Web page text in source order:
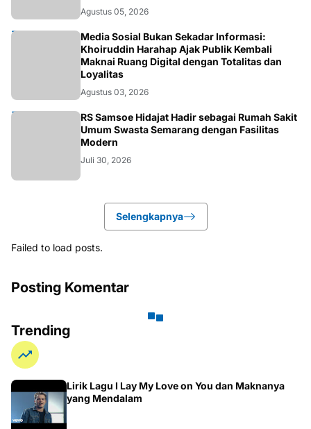
Agustus 05, 2026
OPINI
Media Sosial Bukan Sekadar Informasi:
Khoiruddin Harahap Ajak Publik Kembali
Maknai Ruang Digital dengan Totalitas dan
Loyalitas
Agustus 03, 2026
RS Samsoe Hidajat Hadir sebagai Rumah Sakit
Umum Swasta Semarang dengan Fasilitas
Modern
Juli 30, 2026
Selengkapnya
Failed to load posts.
Posting Komentar
Trending
Lirik Lagu I Lay My Love on You dan Maknanya
yang Mendalam